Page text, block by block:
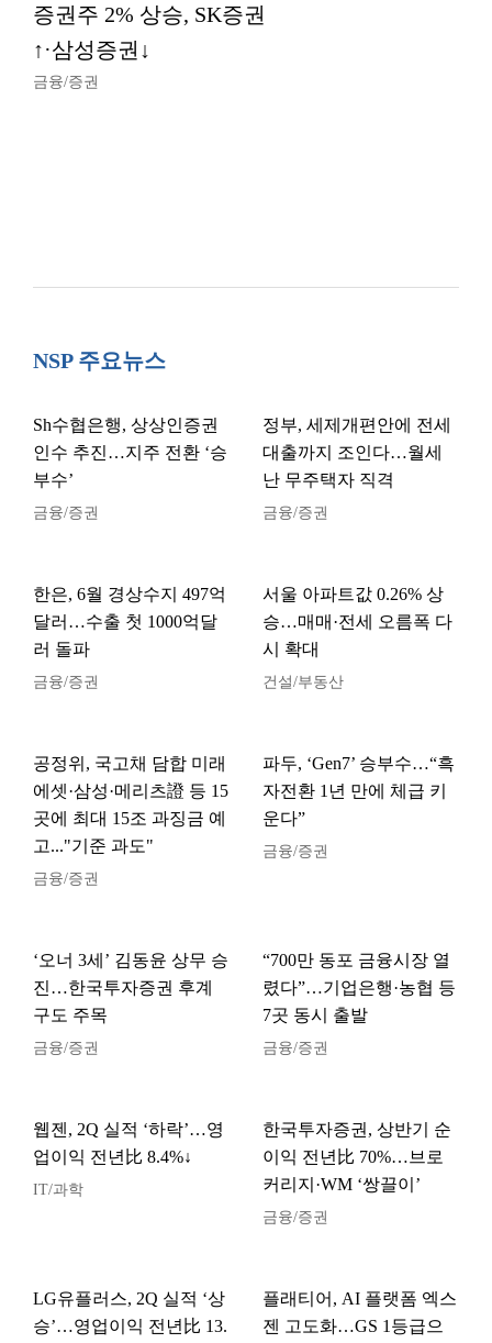
증권주 2% 상승, SK증권
↑·삼성증권↓
금융/증권
NSP 주요뉴스
Sh수협은행, 상상인증권
인수 추진…지주 전환 ‘승
부수’
금융/증권
정부, 세제개편안에 전세
대출까지 조인다…월세
난 무주택자 직격
금융/증권
한은, 6월 경상수지 497억
달러…수출 첫 1000억달
러 돌파
금융/증권
서울 아파트값 0.26% 상
승…매매·전세 오름폭 다
시 확대
건설/부동산
공정위, 국고채 담합 미래
에셋·삼성·메리츠證 등 15
곳에 최대 15조 과징금 예
고..."기준 과도"
금융/증권
파두, ‘Gen7’ 승부수…“흑
자전환 1년 만에 체급 키
운다”
금융/증권
‘오너 3세’ 김동윤 상무 승
진…한국투자증권 후계
구도 주목
금융/증권
“700만 동포 금융시장 열
렸다”…기업은행·농협 등
7곳 동시 출발
금융/증권
웹젠, 2Q 실적 ‘하락’…영
업이익 전년比 8.4%↓
IT/과학
한국투자증권, 상반기 순
이익 전년比 70%…브로
커리지·WM ‘쌍끌이’
금융/증권
LG유플러스, 2Q 실적 ‘상
승’…영업이익 전년比 13.
플래티어, AI 플랫폼 엑스
젠 고도화…GS 1등급으